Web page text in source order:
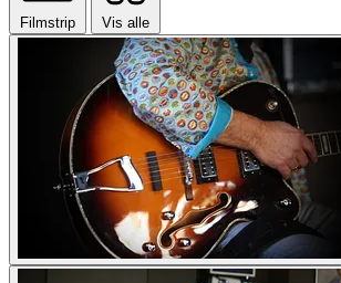
Filmstrip Vis alle